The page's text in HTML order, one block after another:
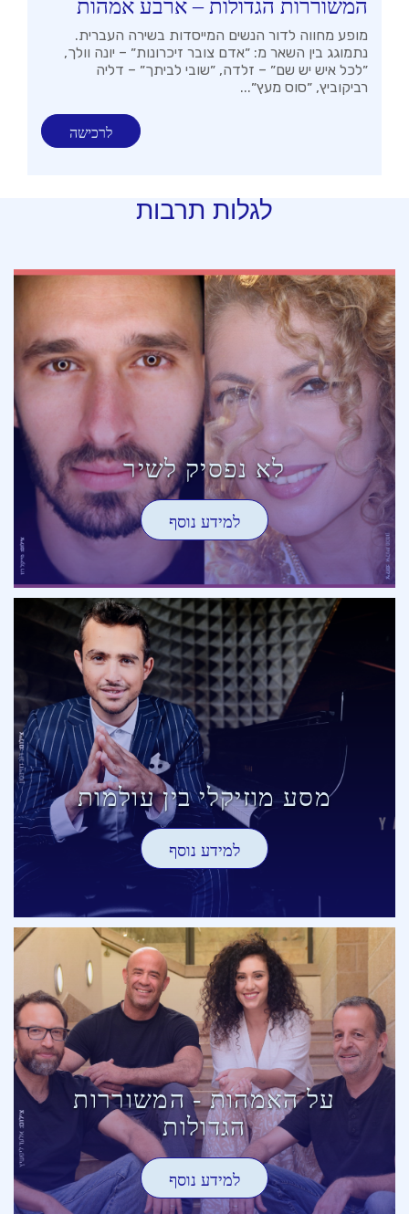
המשוררות הגדולות – ארבע אמהות
מופע מחווה לדור הנשים המייסדות בשירה העברית.
נתמוגג בין השאר מ: ״אדם צובר זיכרונות״ – יונה וולך,
״לכל איש יש שם״ – זלדה, ״שובי לביתך״ – דליה
רביקוביץ, ״סוס מעץ״...
לרכישה
לגלות תרבות
לא נפסיק לשיר
למידע נוסף
מסע מוזיקלי בין עולמות
למידע נוסף
על האמהות - המשוררות
הגדולות
למידע נוסף